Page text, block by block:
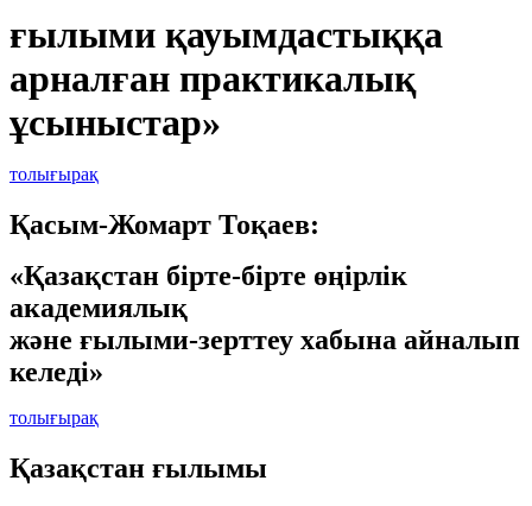
ғылыми қауымдастыққа
арналған практикалық
ұсыныстар»
толығырақ
Қасым-Жомарт Тоқаев:
«Қазақстан бірте-бірте өңірлік
академиялық
және ғылыми-зерттеу хабына айналып
келеді»
толығырақ
Қазақстан ғылымы